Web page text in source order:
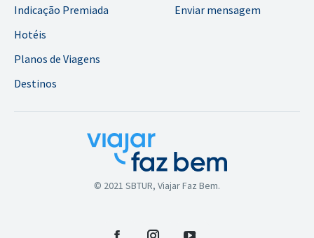
Indicação Premiada
Hotéis
Planos de Viagens
Destinos
Enviar mensagem
© 2021 SBTUR, Viajar Faz Bem.